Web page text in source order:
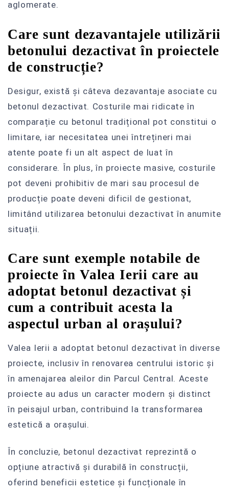
aglomerate.
Care sunt dezavantajele utilizării
betonului dezactivat în proiectele
de construcție?
Desigur, există și câteva dezavantaje asociate cu
betonul dezactivat. Costurile mai ridicate în
comparație cu betonul tradițional pot constitui o
limitare, iar necesitatea unei întrețineri mai
atente poate fi un alt aspect de luat în
considerare. În plus, în proiecte masive, costurile
pot deveni prohibitiv de mari sau procesul de
producție poate deveni dificil de gestionat,
limitând utilizarea betonului dezactivat în anumite
situații.
Care sunt exemple notabile de
proiecte în Valea Ierii care au
adoptat betonul dezactivat și
cum a contribuit acesta la
aspectul urban al orașului?
Valea Ierii a adoptat betonul dezactivat în diverse
proiecte, inclusiv în renovarea centrului istoric și
în amenajarea aleilor din Parcul Central. Aceste
proiecte au adus un caracter modern și distinct
în peisajul urban, contribuind la transformarea
estetică a orașului.
În concluzie, betonul dezactivat reprezintă o
opțiune atractivă și durabilă în construcții,
oferind beneficii estetice și funcționale în